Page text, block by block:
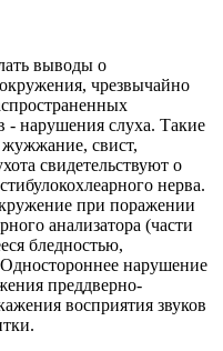
выводы о
чрезвычайно
- нарушения слуха. Такие
свист,
свидетельствуют о
нерва.
при поражении
анализатора (части
бледностью,
нарушение
преддверно-
восприятия звуков